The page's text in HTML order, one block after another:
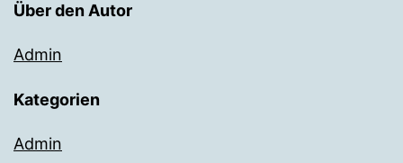
Über den Autor
Admin
Kategorien
Admin